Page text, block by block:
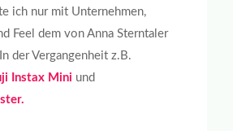
ich nur mit Unternehmen,
Feel dem von Anna Sterntaler
der Vergangenheit z.B.
Instax Mini und